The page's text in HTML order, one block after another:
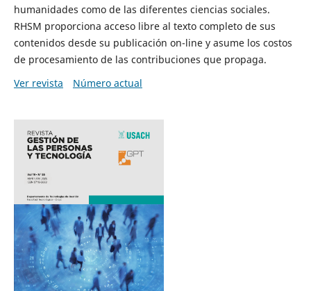
humanidades como de las diferentes ciencias sociales.
RHSM proporciona acceso libre al texto completo de sus
contenidos desde su publicación on-line y asume los costos
de procesamiento de las contribuciones que propaga.
Ver revista
Número actual